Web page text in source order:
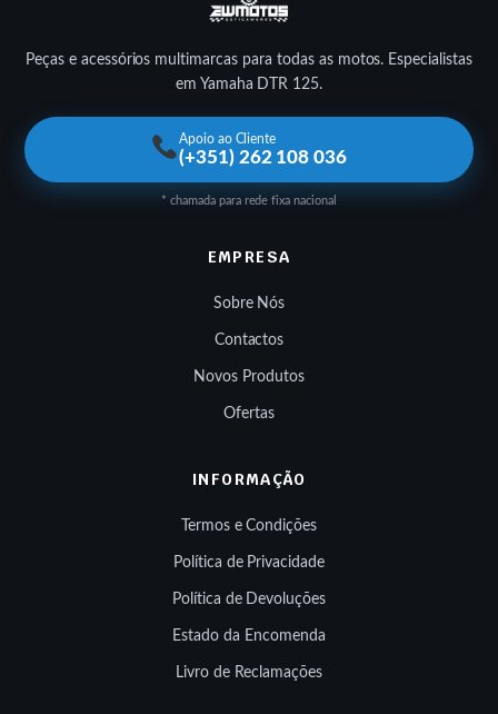
Peças e acessórios multimarcas para todas as motos. Especialistas
em Yamaha DTR 125.
Apoio ao Cliente
(+351) 262 108 036
* chamada para rede fixa nacional
EMPRESA
Sobre Nós
Contactos
Novos Produtos
Ofertas
INFORMAÇÃO
Termos e Condições
Política de Privacidade
Política de Devoluções
Estado da Encomenda
Livro de Reclamações